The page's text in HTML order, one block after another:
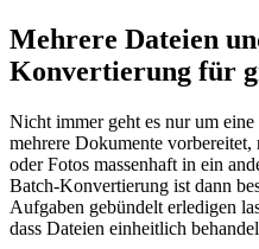
Mehrere Dateien
Konvertierung für
Nicht immer geht es nur um
mehrere Dokumente
oder Fotos massenhaft in ein
Batch-Konvertierung ist dann
Aufgaben gebündelt erledigen
dass Dateien einheitlich